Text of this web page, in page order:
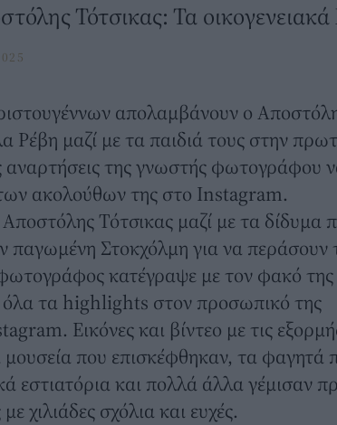
Τότσικας: Τα
απολαμβάνουν ο
Ρέβη μαζί με τα παιδιά τους στην
αναρτήσεις της γνωστής φωτογράφου
ακολούθων της στο Instagram.
Τότσικας μαζί με τα δίδυμα
παγωμένη Στοκχόλμη για να περάσουν
κατέγραψε με τον φακό
όλα τα highlights στον προσωπικό της
. Εικόνες και βίντεο με τις
μουσεία που επισκέφθηκαν, τα φαγητά
εστιατόρια και πολλά άλλα γέμισαν
χιλιάδες σχόλια και ευχές.